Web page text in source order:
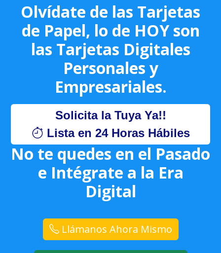
Olvídate de las Tarjetas
de Papel, lo de HOY son
las Tarjetas Digitales
Personales y
Empresariales.
Solicita la Tuya Ya!!
Lista en 24 Horas Hábiles
No te quedes en el Pasado
e Intégrate a la Era
Digital
Llámanos Ahora Mismo